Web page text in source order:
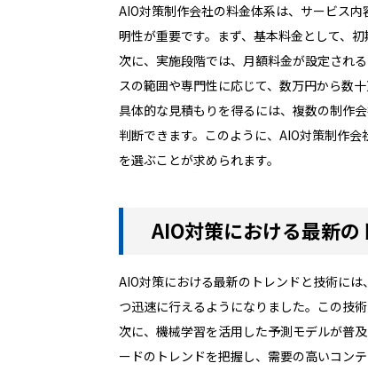
AIO対策制作会社の料金体系は、サービス
明性が重要です。まず、基本料金として、
次に、実施段階では、月額料金が設定され
スの範囲や専門性に応じて、数万円から数
具体的な見積もりを得るには、複数の制作
判断できます。このように、AIO対策制作
を選ぶことが求められます。
AIO対策における最新
AIO対策における最新のトレンドと技術に
つ迅速に行えるようになりました。この技
次に、機械学習を活用した予測モデルが普
ードのトレンドを把握し、需要の高いコン